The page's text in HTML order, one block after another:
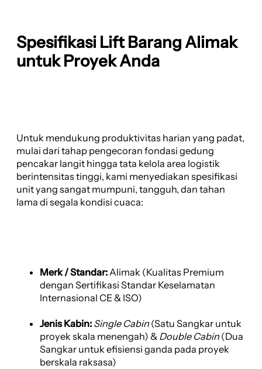
Spesifikasi Lift Barang Alimak
untuk Proyek Anda
Untuk mendukung produktivitas harian yang padat,
mulai dari tahap pengecoran fondasi gedung
pencakar langit hingga tata kelola area logistik
berintensitas tinggi, kami menyediakan spesifikasi
unit yang sangat mumpuni, tangguh, dan tahan
lama di segala kondisi cuaca:
Merk / Standar:Alimak (Kualitas Premium
dengan Sertifikasi Standar Keselamatan
Internasional CE & ISO)
Jenis Kabin: Single Cabin (Satu Sangkar untuk
proyek skala menengah) & Double Cabin (Dua
Sangkar untuk efisiensi ganda pada proyek
berskala raksasa)